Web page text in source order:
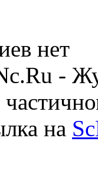
нет
-
на